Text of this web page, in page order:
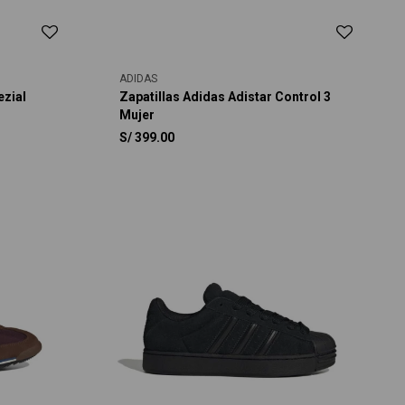
ADIDAS
Zapatillas Adidas Adistar Control 3
Mujer
S/399.00